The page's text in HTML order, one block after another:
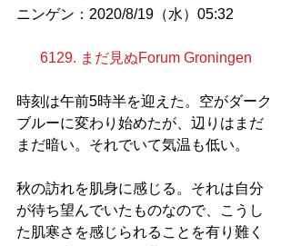
ニンゲン：2020/8/19（水）05:32
6129. まだ見ぬForum Groningen
時刻は午前5時半を迎えた。空がダーク
ブルーに変わり始めたが、辺りはまだ
まだ暗い。それでいて気温も低い。
秋の訪れを肌身に感じる。それは自分
が待ち望んでいたものなので、こうし
た肌寒さを感じられることを有り難く